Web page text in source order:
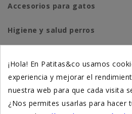
Accesorios para gatos
Higiene y salud perros
Suplementación natural
Otros
¡Hola! En Patitas&co usamos
experiencia y mejorar el
nuestra web para que cada visita
¿Nos permites usarlas para hacer